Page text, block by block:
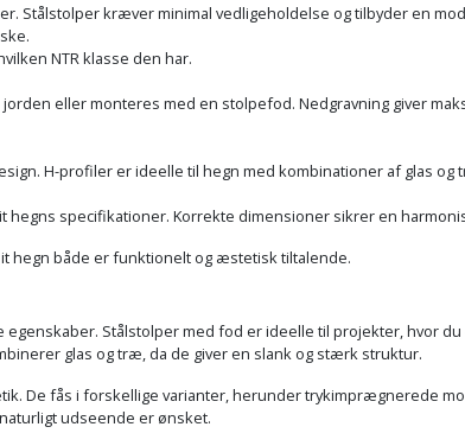
Stålstolper kræver minimal vedligeholdelse og tilbyder en
NTR klasse den har.
eller monteres med en stolpefod. Nedgravning giver
H-profiler er ideelle til hegn med kombinationer af glas
hegns specifikationer. Korrekte dimensioner sikrer en
hegn både er funktionelt og æstetisk tiltalende.
Stålstolper med fod er ideelle til projekter, hvor
glas og træ, da de giver en slank og stærk struktur.
De fås i forskellige varianter, herunder trykimprægnerede
udseende er ønsket.